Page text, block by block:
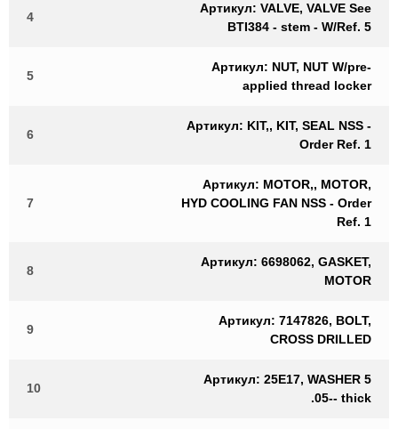
4
Артикул: VALVE, VALVE See
BTI384 - stem - W/Ref. 5
5
Артикул: NUT, NUT W/pre-
applied thread locker
6
Артикул: KIT,, KIT, SEAL NSS -
Order Ref. 1
7
Артикул: MOTOR,, MOTOR,
HYD COOLING FAN NSS - Order
Ref. 1
8
Артикул: 6698062, GASKET,
MOTOR
9
Артикул: 7147826, BOLT,
CROSS DRILLED
10
Артикул: 25E17, WASHER 5
.05-- thick